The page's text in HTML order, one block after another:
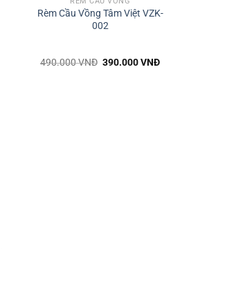
Rèm Cầu Vồng Tâm Việt VZK-
002
490.000VNĐ Giá
390.000VNĐGiá